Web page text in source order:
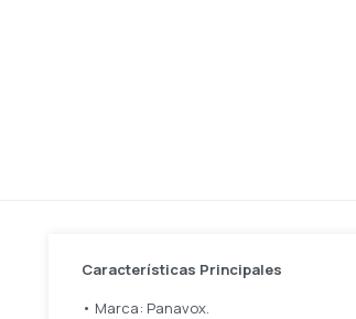
Características Principales
• Marca: Panavox.